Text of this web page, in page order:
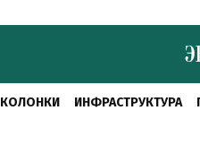
КОЛОНКИ ИНФРАСТРУКТУРА